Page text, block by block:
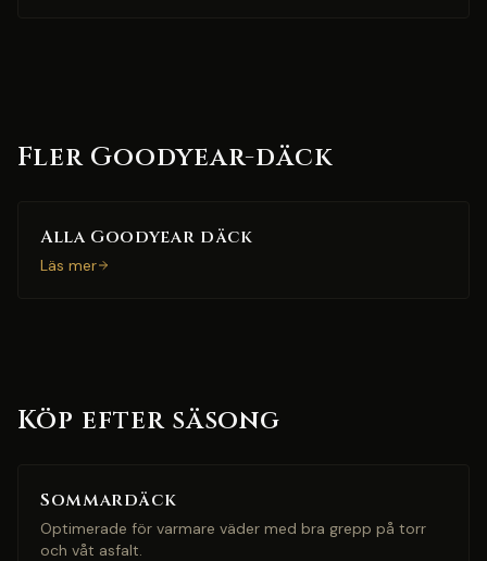
Fler Goodyear-däck
Alla Goodyear däck
Läs mer
Köp efter säsong
Sommardäck
Optimerade för varmare väder med bra grepp på torr
och våt asfalt.